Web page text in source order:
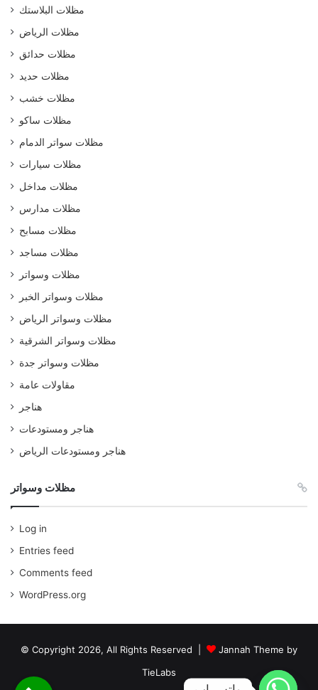
مظلات البلاستك
مظلات الرياض
مظلات حدائق
مظلات حديد
مظلات خشب
مظلات ساكو
مظلات سواتر الدمام
مظلات سيارات
مظلات مداخل
مظلات مدارس
مظلات مسابح
مظلات مساجد
مظلات وسواتر
مظلات وسواتر الخبر
مظلات وسواتر الرياض
مظلات وسواتر الشرقية
مظلات وسواتر جدة
مقاولات عامة
هناجر
هناجر ومستودعات
هناجر ومستودعات الرياض
مظلات وسواتر
Log in
Entries feed
Comments feed
WordPress.org
© Copyright 2026, All Rights Reserved |
Jannah Theme by
TieLabs